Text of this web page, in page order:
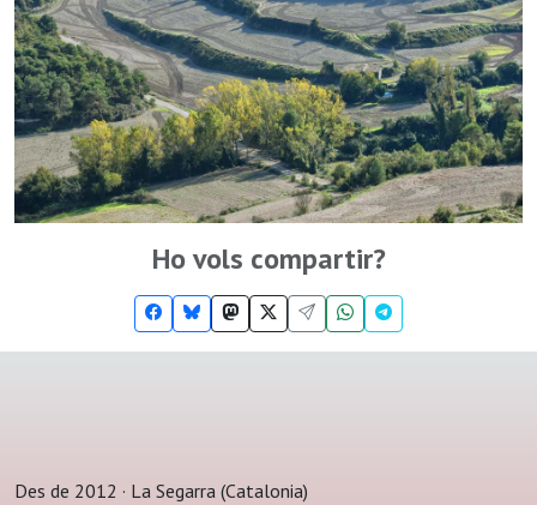
Ho vols compartir?
Des de 2012 · La Segarra (Catalonia)